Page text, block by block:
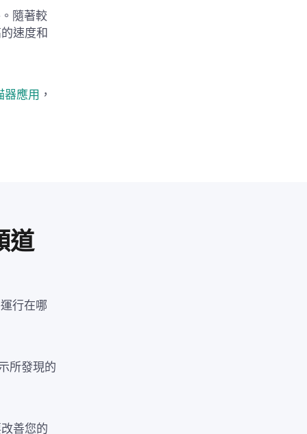
隨著較
速度和
器應用 ，
道
行在哪
所發現的
善您的